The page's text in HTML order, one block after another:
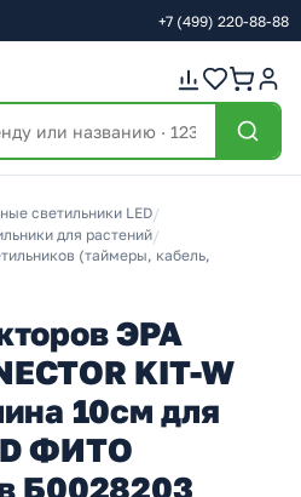
+7 (499) 220-88-88
светильники LED/
для растений/
(таймеры, кабель,
ЭРА
KIT-W
10см для
ФИТО
Б0028203